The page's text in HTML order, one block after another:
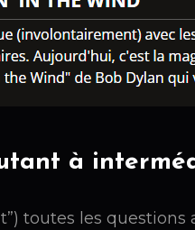
à
toutes les questions